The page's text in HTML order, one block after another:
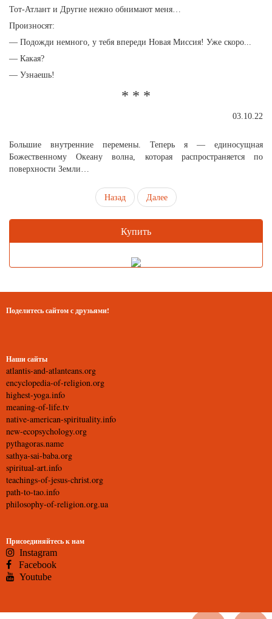
Тот-Атлант и Другие нежно обнимают меня…
Произносят:
— Подожди немного, у тебя впереди Новая Миссия! Уже скоро...
— Какая?
— Узнаешь!
* * *
03.10.22
Большие внутренние перемены. Теперь я — единосущная
Божественному Океану волна, которая распространяется по
поверхности Земли…
Назад Далее
Купить
Поделитесь сайтом с друзьями!
Наши сайты
atlantis-and-atlanteans.org
encyclopedia-of-religion.org
highest-yoga.info
meaning-of-life.tv
native-american-spirituality.info
new-ecopsychology.org
pythagoras.name
sathya-sai-baba.org
spiritual-art.info
teachings-of-jesus-christ.org
path-to-tao.info
philosophy-of-religion.org.ua
Присоединяйтесь к нам
Instagram
Facebook
Youtube